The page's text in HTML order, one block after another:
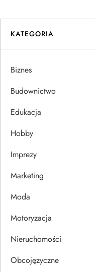
i
g
a
c
j
a
w
p
i
s
u
KATEGORIA
Biznes
Budownictwo
Edukacja
Hobby
Imprezy
Marketing
Moda
Motoryzacja
Nieruchomości
Obcojęzyczne